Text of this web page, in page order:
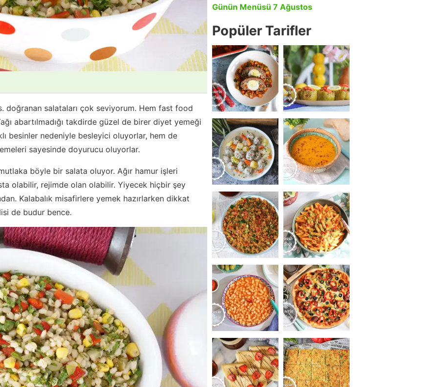
doğranan salataları çok seviyorum. Hem fast food
abartılmadığı takdirde güzel de birer diyet yemeği
besinler nedeniyle besleyici oluyorlar, hem de
sayesinde doyurucu oluyorlar.
böyle bir salata oluyor. Ağır hamur işleri
olabilir, rejimde olan olabilir. Yiyecek hiçbir şey
Kalabalık misafirlere yemek hazırlarken dikkat
de budur bence.
Günün Menüsü 7 Ağustos
Popüler Tarifler